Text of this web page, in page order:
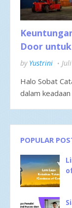
Door
by Yustrini
Halo Sobat
dalam
POPULAR